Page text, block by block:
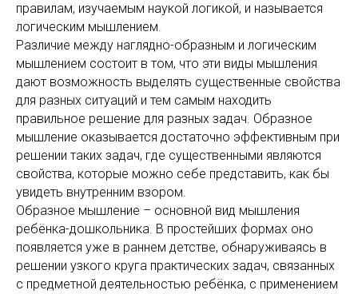
правилам, изучаемым наукой логикой, и называется
логическим мышлением.
Различие между наглядно-образным и логическим
мышлением состоит в том, что эти виды мышления
дают возможность выделять существенные свойства
для разных ситуаций и тем самым находить
правильное решение для разных задач. Образное
мышление оказывается достаточно эффективным при
решении таких задач, где существенными являются
свойства, которые можно себе представить, как бы
увидеть внутренним взором.
Образное мышление – основной вид мышления
ребёнка-дошкольника. В простейших формах оно
появляется уже в раннем детстве, обнаруживаясь в
решении узкого круга практических задач, связанных
с предметной деятельностью ребёнка, с применением